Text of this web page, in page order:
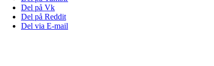
Del på Vk
Del på Reddit
Del via E-mail